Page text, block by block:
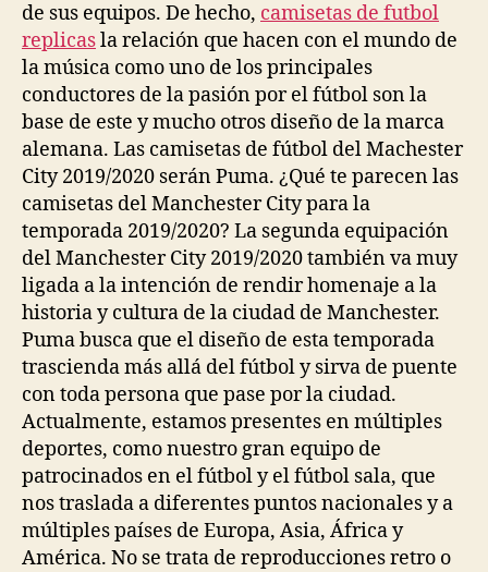
de sus equipos. De hecho, camisetas de futbol
replicasla relación que hacen con el mundo de
la música como uno de los principales
conductores de la pasión por el fútbol son la
base de este y mucho otros diseño de la marca
alemana. Las camisetas de fútbol del Machester
City 2019/2020 serán Puma. ¿Qué te parecen las
camisetas del Manchester City para la
temporada 2019/2020? La segunda equipación
del Manchester City 2019/2020 también va muy
ligada a la intención de rendir homenaje a la
historia y cultura de la ciudad de Manchester.
Puma busca que el diseño de esta temporada
trascienda más allá del fútbol y sirva de puente
con toda persona que pase por la ciudad.
Actualmente, estamos presentes en múltiples
deportes, como nuestro gran equipo de
patrocinados en el fútbol y el fútbol sala, que
nos traslada a diferentes puntos nacionales y a
múltiples países de Europa, Asia, África y
América. No se trata de reproducciones retro o